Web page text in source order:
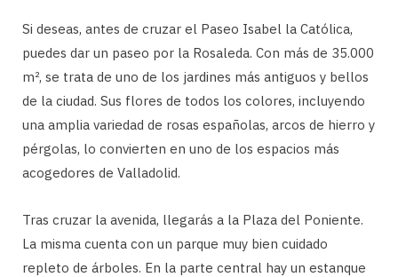
Si deseas, antes de cruzar el Paseo Isabel la Católica,
puedes dar un paseo por la Rosaleda. Con más de 35.000
m², se trata de uno de los jardines más antiguos y bellos
de la ciudad. Sus flores de todos los colores, incluyendo
una amplia variedad de rosas españolas, arcos de hierro y
pérgolas, lo convierten en uno de los espacios más
acogedores de Valladolid.
Tras cruzar la avenida, llegarás a la Plaza del Poniente.
La misma cuenta con un parque muy bien cuidado
repleto de árboles. En la parte central hay un estanque